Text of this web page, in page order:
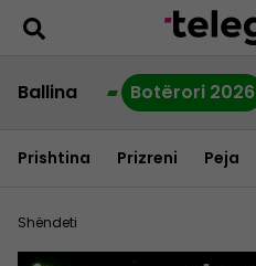
Ballina Botërori 2026
Prishtina Prizreni Peja
Shëndeti